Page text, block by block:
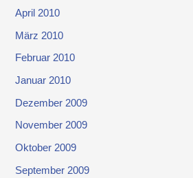
April 2010
März 2010
Februar 2010
Januar 2010
Dezember 2009
November 2009
Oktober 2009
September 2009